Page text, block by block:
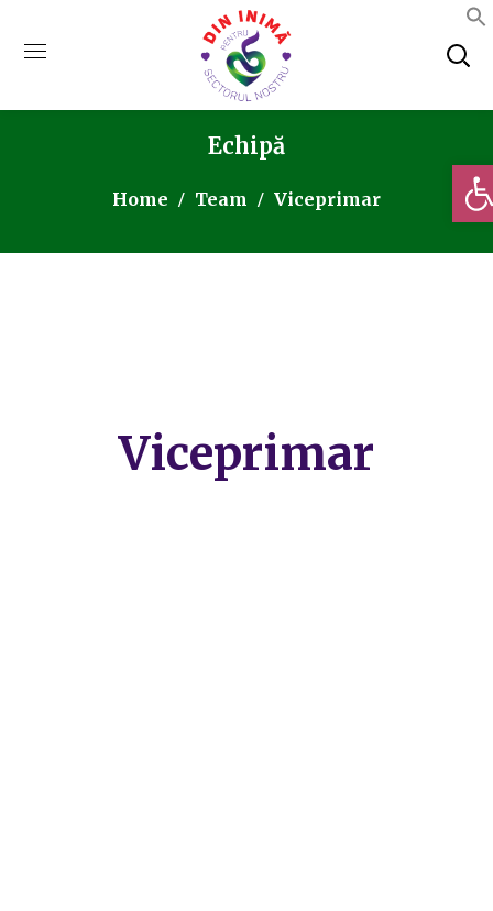
Echipă
Home Team Viceprimar
Viceprimar